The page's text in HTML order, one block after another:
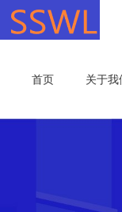
首页 关于我